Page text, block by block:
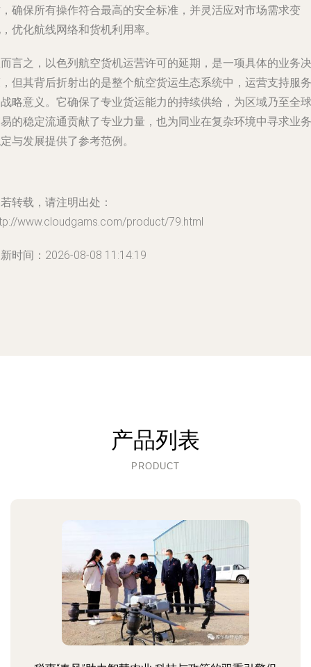
确保所有操作符合最高的安全标准，并灵活应对市场需求变
优化航线网络和货机利用率。
言之，以色列航空货机运营许可的延期，是一项具体的业务决
但其背后折射出的是整个航空货运生态系统中，运营支持服务
略意义。它确保了专业货运能力的持续供给，为区域乃至全球
的稳定流通贡献了专业力量，也为同业在复杂环境中寻求业务
与发展提供了参考范例。
转载，请注明出处：
www.cloudgams.com/product/79.html
时间：2026-08-08 11:14:19
产品列表
PRODUCT